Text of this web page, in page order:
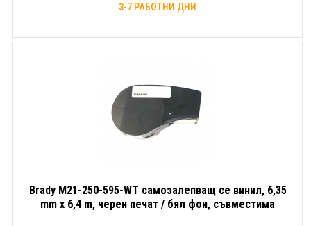
3-7 РАБОТНИ ДНИ
Brady M21-250-595-WT самозалепващ се винил, 6,35
mm x 6,4 m, черен печат / бял фон, съвместима